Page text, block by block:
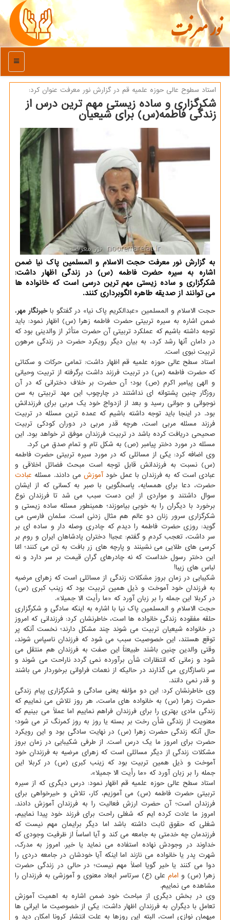
نور معرفت
منو
استاد سطوح عالی حوزه علمیه قم در گزارش نور معرفت عنوان كرد:
شكرگزاری و ساده زیستی مهم ترین درس از
زندگی فاطمه(س) برای شیعیان
به گزارش نور معرفت حجت الاسلام و المسلمین پاک نیا ضمن
اشاره به سیره حضرت فاطمه (س) در زندگی اظهار داشت:
شکرگزاری و ساده زیستی مهم ترین درسی است که خانواده ها
می توانند از صدیقه طاهره الگوبرداری کنند.
حجت الاسلام و المسلمین «عبدالکریم پاک نیا» در گفتگو با خبرنگار مهر،
ضمن اشاره به سیره تربیتی حضرت فاطمه زهرا (س) اظهار نمود: باید
توجه داشته باشیم که عملکرد تربیتی آن حضرت متأثر از والدینی بود که
در دامان آنها رشد کرد، به بیان دیگر رویکرد حضرت در زندگی مرهون
تربیت نبوی است.
استاد سطح عالی حوزه علمیه قم اظهار داشت: تمامی حرکات و سکناتی
که حضرت فاطمه (س) در تربیت فرزند داشت برگرفته از تربیت وحیانی
و الهی پیامبر اکرم (ص) بود؛ آن حضرت بر خلاف دخترانی که در آن
روزگار چنین پشتوانه ای نداشتند در چارچوب این مهد تربیتی به سن
نوجوانی و جوانی رسید و بعد از ازدواج خود یک مربی برای فرزندانش
بود. در اینجا باید توجه داشته باشیم که عمده ترین مسئله در تربیت
فرزند مسئله مربی است، هرچه قدر مربی در دوران کودکی تربیت
صحیحی دریافت کرده باشد در تربیت فرزندان موفق تر خواهد بود. این
مسئله در مورد دختر پیامبر (ص) به شکل تام و تمام صدق می کرد.
وی اضافه کرد: یکی از مسائلی که در مورد سیره تربیتی حضرت فاطمه
(س) نسبت به فرزندانش قابل توجه است مبحث فضائل اخلاقی و
عبادی است که به فرزندان با عمل خودآموزش می دادند. مسئله عبادت
حضرت، دعا برای همسایه، پاسخگویی با صبر به کسانی که از ایشان
سوال داشتند و مواردی از این دست سبب می شد تا فرزندان نوع
برخورد با دیگران را به خوبی بیاموزند؛ همینطور مسئله ساده زیستی و
شکرگزاری سرور زنان دو عالم هم مثال زدنی است. سلمان فارسی می
گوید: روزی حضرت فاطمه را دیدم که چادری وصله دار و ساده ای بر
سر داشت، تعجب کردم و گفتم: عجبا! دختران پادشاهان ایران و روم بر
کرسی های طلایی می نشینند و پارچه های زر بافت به تن می کنند؛ امّا
این دختر رسول خداست که نه چادرهای گران قیمت بر سر دارد و نه
لباس های زیبا!
شکیبایی در زمان بروز مشکلات زندگی از مسائلی است که زهرای مرضیه
به فرزندان خود آموخت و ذیل همین تربیت بود که زینب کبری (س)
در کربلا این جمله را بر زبان آورد که «ما رأیت الا جمیلا».
حجت الاسلام و المسلمین پاک نیا با اشاره به اینکه سادگی و شکرگزاری
حلقه مفقوده زندگی خانواده ها است، خاطرنشان کرد: فرزندانی که امروز
در خانواده شیعیان تربیت می شوند چند مشکل دارند؛ نخست آنکه پر
توقع هستند، این خصوصیت سبب می شود که فرزندان ناسپاس شوند،
وقتی والدین چنین باشند طبیعتاً این صفت به فرزندان هم منتقل می
شود و زمانی که انتظارات شأن برآورده نمی گردد ناراحت می شوند و
سر ناسازگاری می گذارند در حالیکه از نعمات فراوانی برخوردار می باشند
و قدر نمی دانند.
وی خاطرنشان کرد: این دو مؤلفه یعنی سادگی و شکرگزاری پیام زندگی
حضرت زهرا (س) به خانواده های ماست، هر روز تلاش می نماییم که
زندگی مادی بهتری را برای فرزندان فراهم نماییم اما عملاً می بینیم که
معنویت از زندگی شأن رخت بر بسته یا روز به روز کمرنگ تر می شود؛
حال آنکه زندگی حضرت زهرا (س) در نهایت سادگی بود و این رویکرد
حضرت برای امروز ما یک درس است. از طرفی شکیبایی در زمان بروز
مشکلات زندگی از دیگر مسائلی است که زهرای مرضیه به فرزندان خود
آموخت و ذیل همین تربیت بود که زینب کبری (س) در کربلا این
جمله را بر زبان آورد که «ما رأیت الا جمیلا».
استاد سطح عالی حوزه علمیه قم اظهار نمود: درس دیگری که از سیره
تربیتی حضرت فاطمه (س) می آموزیم، کار، تلاش و خیرخواهی برای
فرزندان است؛ آن حضرت ارزش فعالیت را به فرزندان آموزش دادند.
امروز ما عادت کرده ایم که شغلی راحت برای فرزند خود پیدا نماییم،
شغلی که حقوق ثابت داشته باشد اما دیگر برایمان مهم نیست که
فرزندمان چه خدمتی به جامعه می کند و آیا اساساً از ظرفیت وجودی که
خداوند در وجودش نهاده استفاده می نماید یا خیر. امروز به مدرک،
شهرت پدر یا خانواده می نازند اما اینکه آیا خودشان در جامعه دردی را
دوا می کنند یا خیر گویا اصلاً مهم نیست؛ در حالی در زندگی حضرت
زهرا (س) و امام علی (ع) سرتاسر ابعاد معنوی و آموزشی به فرزندان را
مشاهده می نماییم.
وی در بخش دیگری از مباحث خود ضمن اشاره به اهمیت آموزش
تعامل با دیگران به فرزندان اظهار داشت: یکی از خصوصیت ما ایرانی ها
میهمان نوازی است، البته این روزها به علت انتشار کرونا امکان دید و